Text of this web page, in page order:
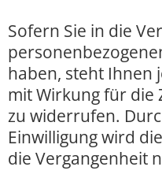
Sofern Sie in die
haben, steht Ihnen
mit Wirkung für die
zu widerrufen.
Einwilligung wird
die Vergangenheit